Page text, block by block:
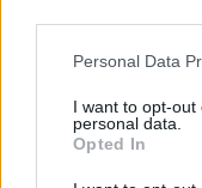
Please note that this
not limited to your
grant or deny
use your data for
consent section.
Personal Data
I want to opt-
personal data.
Opted In
Aszerdai
indiai részén
(Mohamed
csoport által
milicista